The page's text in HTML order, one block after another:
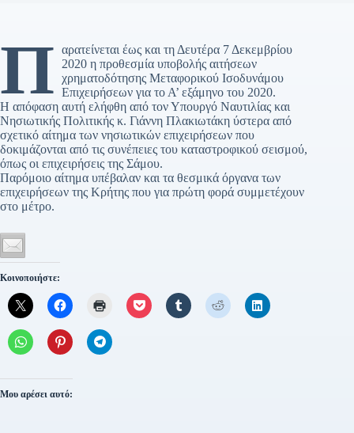
Π αρατείνεται έως και τη Δευτέρα 7 Δεκεμβρίου
2020 η προθεσμία υποβολής αιτήσεων
χρηματοδότησης Μεταφορικού Ισοδυνάμου
Επιχειρήσεων για το Α’ εξάμηνο του 2020.
Η απόφαση αυτή ελήφθη από τον Υπουργό Ναυτιλίας και
Νησιωτικής Πολιτικής κ. Γιάννη Πλακιωτάκη ύστερα από
σχετικό αίτημα των νησιωτικών επιχειρήσεων που
δοκιμάζονται από τις συνέπειες του καταστροφικού σεισμού,
όπως οι επιχειρήσεις της Σάμου.
Παρόμοιο αίτημα υπέβαλαν και τα θεσμικά όργανα των
επιχειρήσεων της Κρήτης που για πρώτη φορά συμμετέχουν
στο μέτρο.
Κοινοποιήστε:
Μου αρέσει αυτό: